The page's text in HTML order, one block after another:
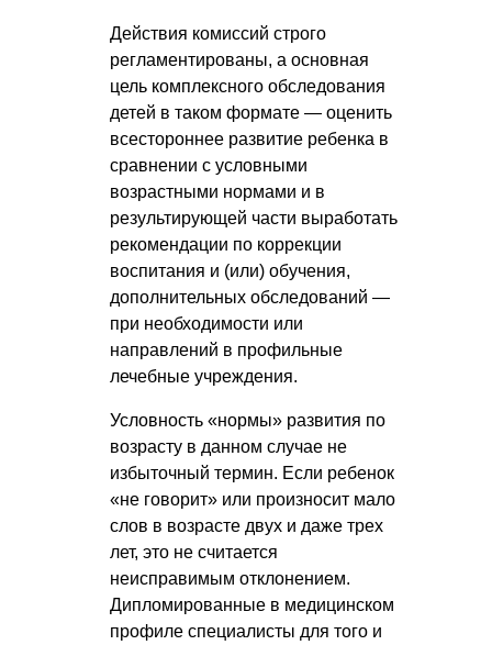
Действия комиссий строго
регламентированы, а основная
цель комплексного обследования
детей в таком формате — оценить
всестороннее развитие ребенка в
сравнении с условными
возрастными нормами и в
результирующей части выработать
рекомендации по коррекции
воспитания и (или) обучения,
дополнительных обследований —
при необходимости или
направлений в профильные
лечебные учреждения.
Условность «нормы» развития по
возрасту в данном случае не
избыточный термин. Если ребенок
«не говорит» или произносит мало
слов в возрасте двух и даже трех
лет, это не считается
неисправимым отклонением.
Дипломированные в медицинском
профиле специалисты для того и